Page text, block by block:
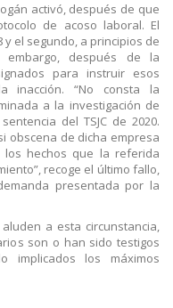
activó, después de que
de acoso laboral. El
el segundo, a principios de
después de la
para instruir esos
inacción. “No consta la
a la investigación de
del TSJC de 2020.
obscena de dicha empresa
los hechos que la referida
recoge el último fallo,
presentada por la
a esta circunstancia,
son o han sido testigos
los máximos